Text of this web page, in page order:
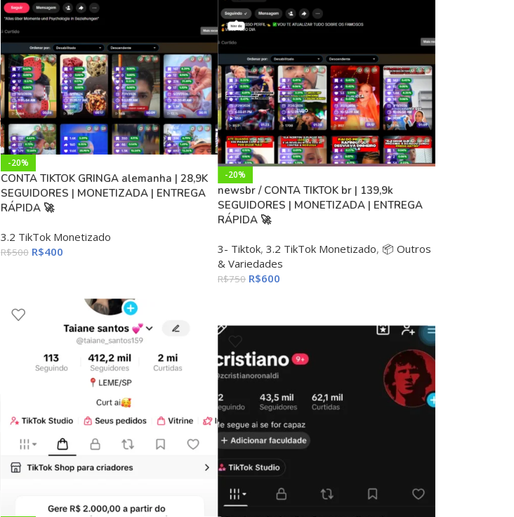
-20%
CONTA TIKTOK GRINGA alemanha | 28,9K
SEGUIDORES | MONETIZADA | ENTREGA
RÁPIDA 🚀
3.2 TikTok Monetizado
R$500 R$400
-20%
newsbr / CONTA TIKTOK br | 139,9k
SEGUIDORES | MONETIZADA | ENTREGA
RÁPIDA 🚀
3- Tiktok, 3.2 TikTok Monetizado, 📦 Outros
& Variedades
R$750 R$600